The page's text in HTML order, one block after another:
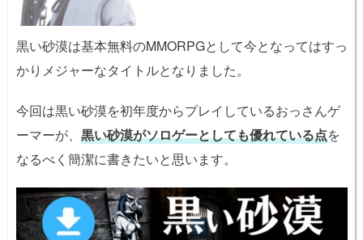
黒い砂漠は基本無料のMMORPGとして今となってはすっ
かりメジャーなタイトルとなりました。
今回は黒い砂漠を初年度からプレイしているおっさんゲ
ーマーが、 黒い砂漠がソロゲーとしても優れている点を
なるべく簡潔に書きたいと思います。